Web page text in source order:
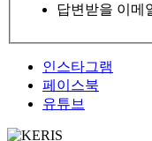
답변받을 이메
인스타그램
페이스북
유튜브